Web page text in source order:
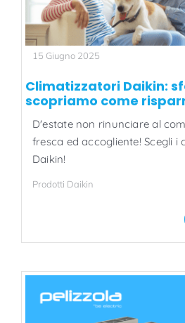
15 Giugno 2025
Climatizzatori Daikin:
scopriamo come
D'estate non rinunciare al
fresca ed accogliente! Scegli i
Daikin!
Prodotti Daikin